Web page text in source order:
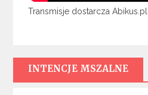
Transmisje dostarcza Abikus.pl
INTENCJE MSZALNE